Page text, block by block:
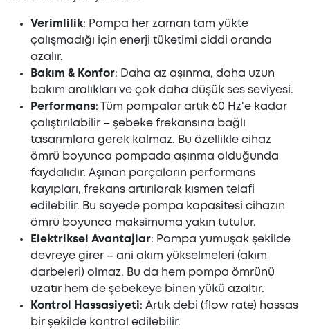
Verimlilik: Pompa her zaman tam yükte
çalışmadığı için enerji tüketimi ciddi oranda
azalır.
Bakım & Konfor: Daha az aşınma, daha uzun
bakım aralıkları ve çok daha düşük ses seviyesi.
Performans: Tüm pompalar artık 60 Hz'e kadar
çalıştırılabilir – şebeke frekansına bağlı
tasarımlara gerek kalmaz. Bu özellikle cihaz
ömrü boyunca pompada aşınma olduğunda
faydalıdır. Aşınan parçaların performans
kayıpları, frekans artırılarak kısmen telafi
edilebilir. Bu sayede pompa kapasitesi cihazın
ömrü boyunca maksimuma yakın tutulur.
Elektriksel Avantajlar: Pompa yumuşak şekilde
devreye girer – ani akım yükselmeleri (akım
darbeleri) olmaz. Bu da hem pompa ömrünü
uzatır hem de şebekeye binen yükü azaltır.
Kontrol Hassasiyeti: Artık debi (flow rate) hassas
bir şekilde kontrol edilebilir.